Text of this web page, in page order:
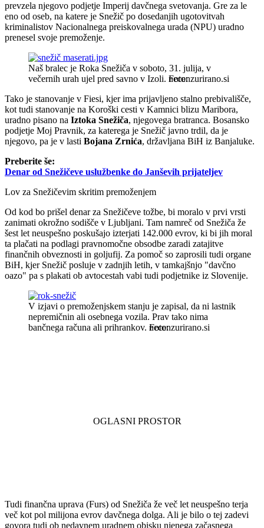
prevzela njegovo podjetje Imperij davčnega svetovanja. Gre za le
eno od oseb, na katere je Snežič po dosedanjih ugotovitvah
kriminalistov Nacionalnega preiskovalnega urada (NPU) uradno
prenesel svoje premoženje.
Naš bralec je Roka Snežiča v soboto, 31. julija, v
večernih urah ujel pred savno v Izoli. necenzurirano.si
Tako je stanovanje v Fiesi, kjer ima prijavljeno stalno prebivališče,
kot tudi stanovanje na Koroški cesti v Kamnici blizu Maribora,
uradno pisano na Iztoka Snežiča, njegovega bratranca. Bosansko
podjetje Moj Pravnik, za katerega je Snežič javno trdil, da je
njegovo, pa je v lasti Bojana Zrnića, državljana BiH iz Banjaluke.
Preberite še:
Denar od Snežičeve uslužbenke do Janševih prijateljev
Lov za Snežičevim skritim premoženjem
Od kod bo prišel denar za Snežičeve tožbe, bi moralo v prvi vrsti
zanimati okrožno sodišče v Ljubljani. Tam namreč od Snežiča že
šest let neuspešno poskušajo izterjati 142.000 evrov, ki bi jih moral
ta plačati na podlagi pravnomočne obsodbe zaradi zatajitve
finančnih obveznosti in goljufij. Za pomoč so zaprosili tudi organe
BiH, kjer Snežič posluje v zadnjih letih, v tamkajšnjo "davčno
oazo" pa s plakati ob avtocestah vabi tudi podjetnike iz Slovenije.
V izjavi o premoženjskem stanju je zapisal, da ni lastnik
nepremičnin ali osebnega vozila. Prav tako nima
bančnega računa ali prihrankov. necenzurirano.si
Tudi finančna uprava (Furs) od Snežiča že več let neuspešno terja
več kot pol milijona evrov davčnega dolga. Ali je bilo o tej zadevi
govora tudi ob nedavnem uradnem obisku njenega začasnega